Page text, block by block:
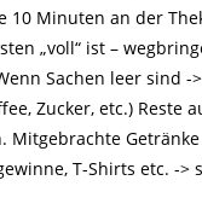
10 Minuten an der
„voll“ ist –
Sachen leer sind -
Zucker, etc.) Reste
Mitgebrachte
T-Shirts etc. ->